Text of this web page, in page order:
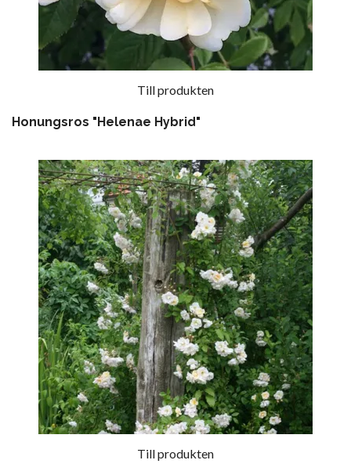
Till produkten
Honungsros "Helenae Hybrid"
Till produkten